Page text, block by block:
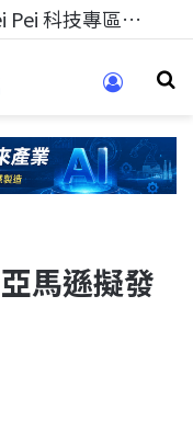
科技人的經驗傳承地！在 Pei Pei 科技專區，與學弟妹交流最硬核的技術
馬遜擬發